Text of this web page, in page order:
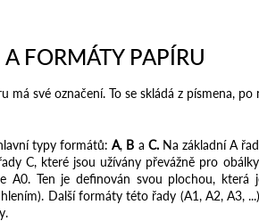
FORMÁTY PAPÍRU
má své označení. To se skládá z písmena, po
typy formátů:A, B a C. Na základní A
C, které jsou užívány převážně pro
A0. Ten je definován svou plochou, která
Další formáty této řady (A1, A2, A3,